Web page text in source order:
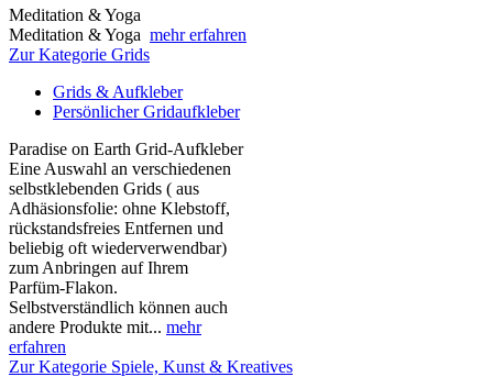
Meditation & Yoga
Meditation & Yoga mehr erfahren
Zur Kategorie Grids
Grids & Aufkleber
Persönlicher Gridaufkleber
Paradise on Earth Grid-Aufkleber
Eine Auswahl an verschiedenen
selbstklebenden Grids ( aus
Adhäsionsfolie: ohne Klebstoff,
rückstandsfreies Entfernen und
beliebig oft wiederverwendbar)
zum Anbringen auf Ihrem
Parfüm-Flakon.
Selbstverständlich können auch
andere Produkte mit... mehr
erfahren
Zur Kategorie Spiele, Kunst & Kreatives